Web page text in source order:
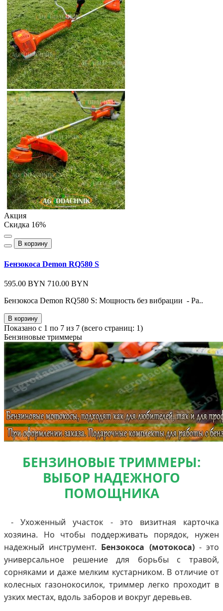
Акция
Скидка 16%
В корзину
Бензокоса Demon RQ580 S
595.00 BYN 710.00 BYN
Бензокоса Demon RQ580 S: Мощность без вибрации - Ра..
В корзину
Показано с 1 по 7 из 7 (всего страниц: 1)
Бензиновые триммеры
БЕНЗИНОВЫЕ ТРИММЕРЫ:
ВЫБОР НАДЕЖНОГО
ПОМОЩНИКА
- Ухоженный участок - это визитная карточка
хозяина. Но чтобы поддерживать порядок, нужен
надежный инструмент. Бензокоса (мотокоса)- это
универсальное решение для борьбы с травой,
сорняками и даже мелким кустарником. В отличие от
колесных газонокосилок, триммер легко проходит в
узких местах, вдоль заборов и вокруг деревьев.